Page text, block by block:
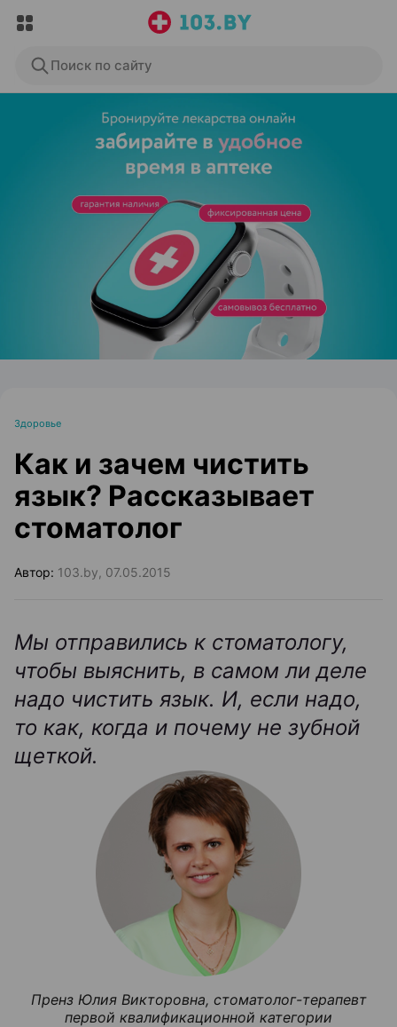
Поиск по сайту
ЭФФЕКТИВНАЯ РЕКЛАМА НА САЙТЕ
Здоровье
Как и зачем чистить
язык? Рассказывает
стоматолог
Автор: 103.by, 07.05.2015
Мы отправились к стоматологу,
чтобы выяснить, в самом ли деле
надо чистить язык. И, если надо,
то как, когда и почему не зубной
щеткой.
Пренз Юлия Викторовна, стоматолог-терапевт
первой квалификационной категории